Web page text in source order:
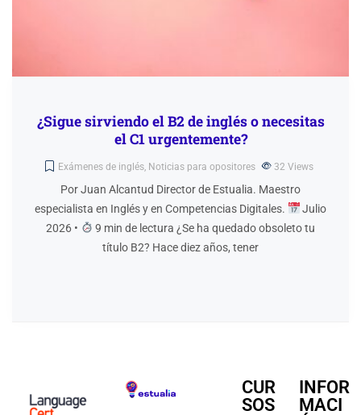
¿Sigue sirviendo el B2 de inglés o necesitas
el C1 urgentemente?
Exámenes de inglés Noticias para opositores 32 Views
Por Juan Alcantud Director de Estualia. Maestro
especialista en Inglés y en Competencias Digitales.
Julio
2026 •
9 min de lectura ¿Se ha quedado obsoleto tu
título B2? Hace diez años, tener
CUR
SOS
INFOR
MACI